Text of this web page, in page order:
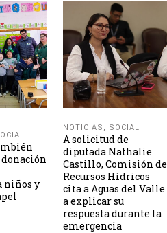
niños y
NOTICIAS , SOCIAL
A solicitud de
diputada Nathalie
Castillo, Comisión de
Recursos Hídricos
cita a Aguas del Valle
a explicar su
respuesta durante la
emergencia